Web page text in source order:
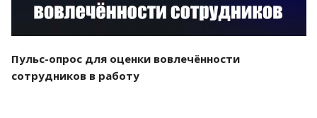
Пульс-опрос для оценки вовлечённости
сотрудников в работу